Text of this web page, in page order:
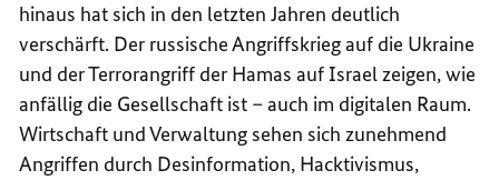
hinaus hat sich in den letzten Jahren deutlich
verschärft. Der russische Angriffskrieg auf die Ukraine
und der Terrorangriff der Hamas auf Israel zeigen, wie
anfällig die Gesellschaft ist – auch im digitalen Raum.
Wirtschaft und Verwaltung sehen sich zunehmend
Angriffen durch Desinformation, Hacktivismus,